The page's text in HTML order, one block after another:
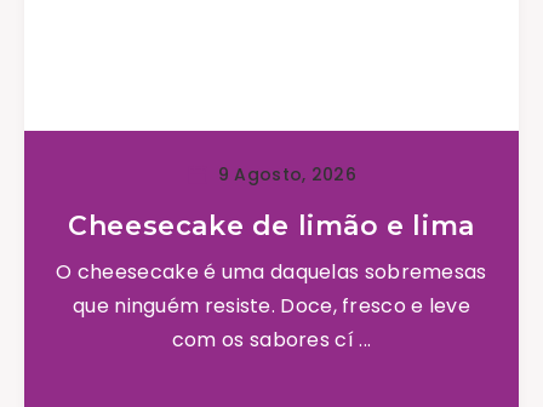
9 Agosto, 2026
Cheesecake de limão e lima
O cheesecake é uma daquelas sobremesas
que ninguém resiste. Doce, fresco e leve
com os sabores cí ...